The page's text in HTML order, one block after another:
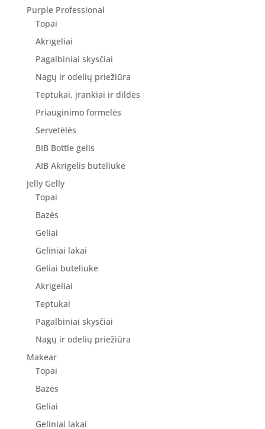
Purple Professional
Topai
Akrigeliai
Pagalbiniai skysčiai
Nagų ir odelių priežiūra
Teptukai, įrankiai ir dildės
Priauginimo formelės
Servetėlės
BIB Bottle gelis
AIB Akrigelis buteliuke
Jelly Gelly
Topai
Bazės
Geliai
Geliniai lakai
Geliai buteliuke
Akrigeliai
Teptukai
Pagalbiniai skysčiai
Nagų ir odelių priežiūra
Makear
Topai
Bazės
Geliai
Geliniai lakai